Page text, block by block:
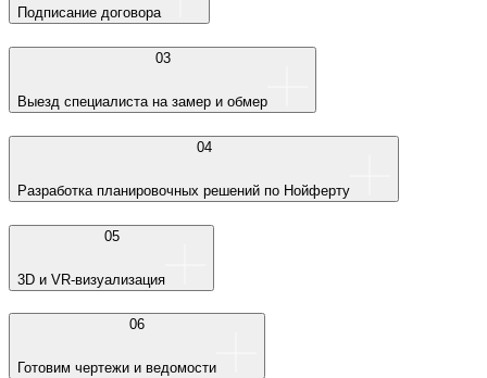
Подписание договора
03
Выезд специалиста на замер и обмер
04
Разработка планировочных решений по Нойферту
05
3D и VR-визуализация
06
Готовим чертежи и ведомости